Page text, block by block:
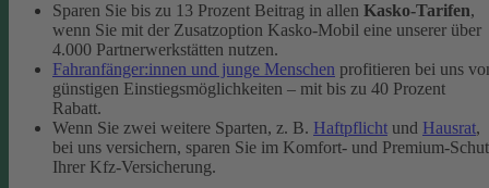
Sparen Sie bis zu 13 Prozent Beitrag in allen Kasko-Tarifen,
wenn Sie mit der Zusatzoption Kasko-Mobil eine unserer über
4.000 Partnerwerkstätten nutzen.
Fahranfänger:innen und junge Menschen profitieren bei uns
günstigen Einstiegsmöglichkeiten – mit bis zu 40 Prozent
Rabatt.
Wenn Sie zwei weitere Sparten, z. B. Haftpflicht und Hausrat,
bei uns versichern, sparen Sie im Komfort- und Premium-
Ihrer Kfz-Versicherung.